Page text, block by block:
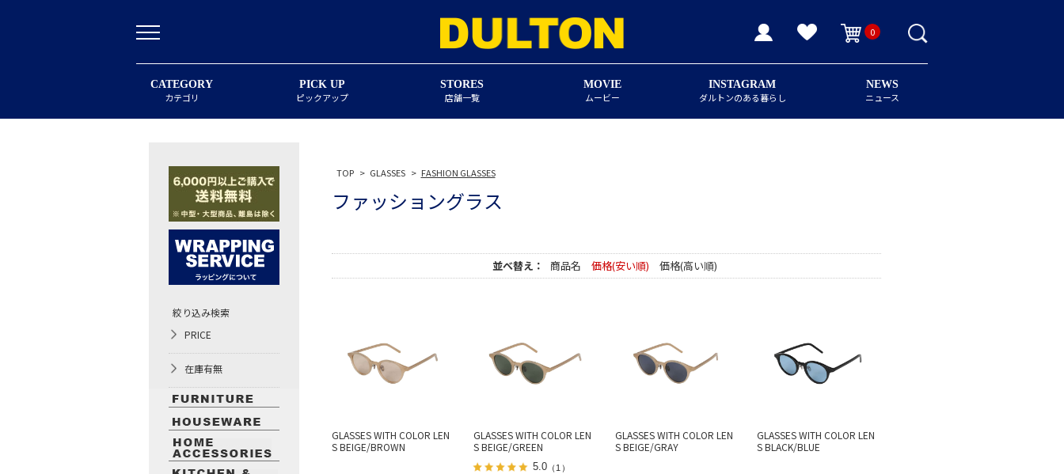
0
CATEGORY
カテゴリ
PICK UP
ピックアップ
STORES
店舗一覧
MOVIE
ムービー
INSTAGRAM
ダルトンのある暮らし
NEWS
ニュース
TOP > GLASSES > FASHION GLASSES
ファッショングラス
並べ替え： 商品名 価格(安い順) 価格(高い順)
GLASSES WITH COLOR LEN
S BEIGE/BROWN
GLASSES WITH COLOR LEN
S BEIGE/GREEN
5.0（1）
GLASSES WITH COLOR LEN
S BEIGE/GRAY
GLASSES WITH COLOR LEN
S BLACK/BLUE
絞り込み検索
PRICE
在庫有無